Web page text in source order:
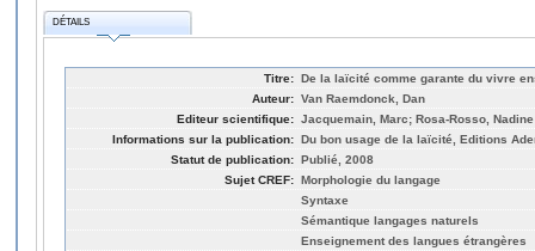
DÉTAILS
Titre: De la laïcité comme garante du vivre
Auteur: Van Raemdonck, Dan
Editeur scientifique: Jacquemain, Marc; Rosa-Rosso, Nadine
Informations sur la publication: Du bon usage de la laïcité, Editions
Statut de publication: Publié, 2008
Sujet CREF: Morphologie du langage
Syntaxe
Sémantique langages naturels
Enseignement des langues étrangères